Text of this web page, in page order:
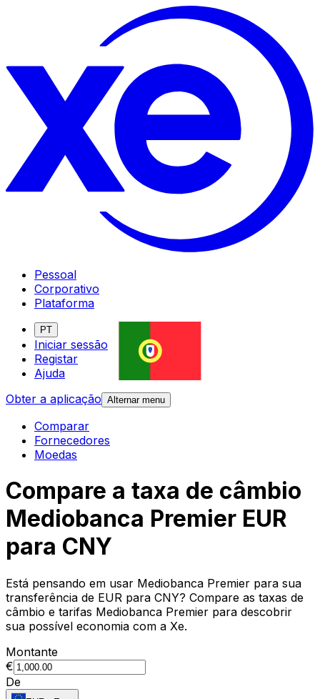
Pessoal
Corporativo
Plataforma
PT
Iniciar sessão
Registar
Ajuda
Obter a aplicação Alternar menu
Comparar
Fornecedores
Moedas
Compare a taxa de câmbio
Mediobanca Premier EUR
para CNY
Está pensando em usar Mediobanca Premier para sua
transferência de EUR para CNY? Compare as taxas de
câmbio e tarifas Mediobanca Premier para descobrir
sua possível economia com a Xe.
Montante
€
De